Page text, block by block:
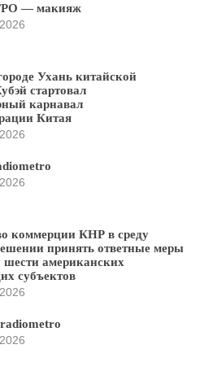
— макияж
Ухань китайской
стартовал
карнавал
Китая
коммерции КНР в среду
принять ответные меры
американских
субъектов